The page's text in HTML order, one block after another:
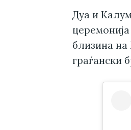
Дуа и
близина на
граѓански